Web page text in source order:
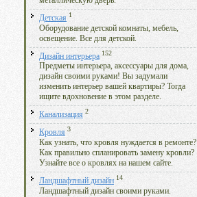
Детская 1
Оборудование детской комнаты, мебель,
освещение. Все для детской.
Дизайн интерьера 152
Предметы интерьера, аксессуары для дома,
дизайн своими руками! Вы задумали
изменить интерьер вашей квартиры? Тогда
ищите вдохновение в этом разделе.
Канализация 2
Кровля 3
Как узнать, что кровля нуждается в ремонте?
Как правильно спланировать замену кровли?
Узнайте все о кровлях на нашем сайте.
Ландшафтный дизайн 14
Ландшафтный дизайн своими руками.